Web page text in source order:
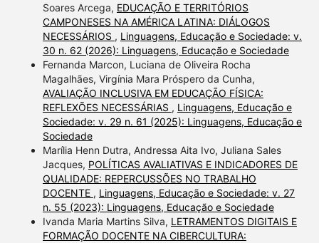
Soares Arcega, EDUCAÇÃO E TERRITÓRIOS
CAMPONESES NA AMÉRICA LATINA: DIÁLOGOS
NECESSÁRIOS , Linguagens, Educação e Sociedade: v.
30 n. 62 (2026): Linguagens, Educação e Sociedade
Fernanda Marcon, Luciana de Oliveira Rocha
Magalhães, Virgínia Mara Próspero da Cunha,
AVALIAÇÃO INCLUSIVA EM EDUCAÇÃO FÍSICA:
REFLEXÕES NECESSÁRIAS , Linguagens, Educação e
Sociedade: v. 29 n. 61 (2025): Linguagens, Educação e
Sociedade
Marília Henn Dutra, Andressa Aita Ivo, Juliana Sales
Jacques, POLÍTICAS AVALIATIVAS E INDICADORES DE
QUALIDADE: REPERCUSSÕES NO TRABALHO
DOCENTE , Linguagens, Educação e Sociedade: v. 27
n. 55 (2023): Linguagens, Educação e Sociedade
Ivanda Maria Martins Silva, LETRAMENTOS DIGITAIS E
FORMAÇÃO DOCENTE NA CIBERCULTURA: